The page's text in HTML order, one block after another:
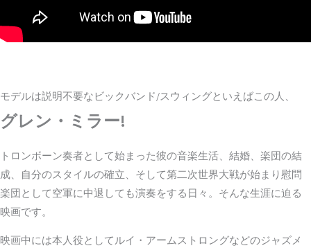
モデルは説明不要なビックバンド/スウィングといえばこの人、
グレン・ミラー!
トロンボーン奏者として始まった彼の音楽生活、結婚、楽団の結
成、自分のスタイルの確立、そして第二次世界大戦が始まり慰問
楽団として空軍に中退しても演奏をする日々。そんな生涯に迫る
映画です。
映画中には本人役としてルイ・アームストロングなどのジャズメ